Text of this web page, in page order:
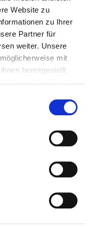
Website zu
zu Ihrer
Partner für
weiter. Unsere
mit
bereitgestellt
3-055.0
1-650.0
5-493.01